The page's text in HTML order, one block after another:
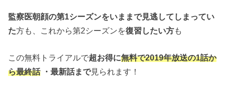
監察医朝顔の第1シーズンをいままで見逃してしまってい
た方も、これから第2シーズンを復習したい方も
この無料トライアルで超お得に無料で2019年放送の1話か
ら最終話・最新話まで見られます！